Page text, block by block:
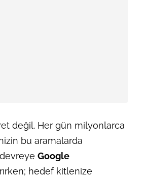
değil. Her gün milyonlarca
bu aramalarda
Google
hedef kitlenize